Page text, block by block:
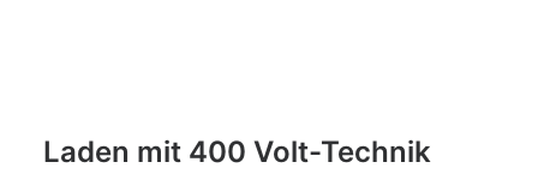
Laden mit 400 Volt-Technik